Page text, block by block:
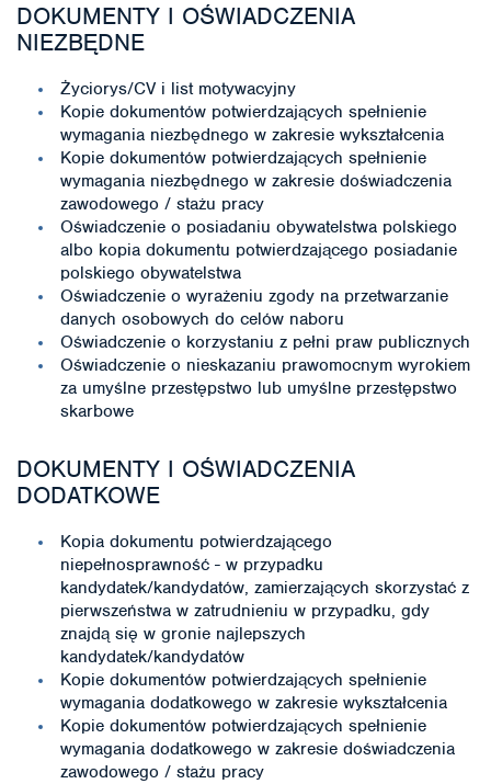
DOKUMENTY I OŚWIADCZENIA
NIEZBĘDNE
Życiorys/CV i list motywacyjny
Kopie dokumentów potwierdzających spełnienie
wymagania niezbędnego w zakresie wykształcenia
Kopie dokumentów potwierdzających spełnienie
wymagania niezbędnego w zakresie doświadczenia
zawodowego / stażu pracy
Oświadczenie o posiadaniu obywatelstwa polskiego
albo kopia dokumentu potwierdzającego posiadanie
polskiego obywatelstwa
Oświadczenie o wyrażeniu zgody na przetwarzanie
danych osobowych do celów naboru
Oświadczenie o korzystaniu z pełni praw publicznych
Oświadczenie o nieskazaniu prawomocnym wyrokiem
za umyślne przestępstwo lub umyślne przestępstwo
skarbowe
DOKUMENTY I OŚWIADCZENIA
DODATKOWE
Kopia dokumentu potwierdzającego
niepełnosprawność - w przypadku
kandydatek/kandydatów, zamierzających skorzystać z
pierwszeństwa w zatrudnieniu w przypadku, gdy
znajdą się w gronie najlepszych
kandydatek/kandydatów
Kopie dokumentów potwierdzających spełnienie
wymagania dodatkowego w zakresie wykształcenia
Kopie dokumentów potwierdzających spełnienie
wymagania dodatkowego w zakresie doświadczenia
zawodowego / stażu pracy